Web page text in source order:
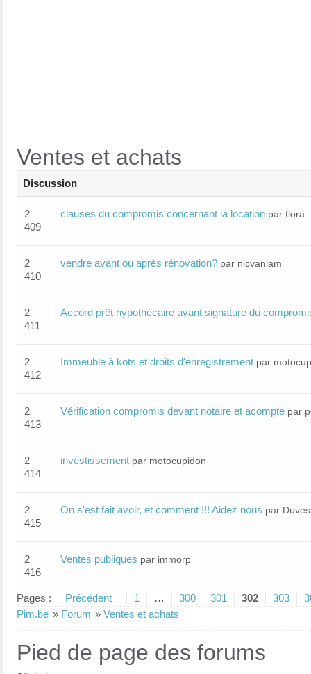
Ventes et achats
Discussion
2
409
clauses du compromis concernant la location par flora
2
410
vendre avant ou après rénovation? par nicvanlam
2
411
Accord prêt hypothécaire avant signature du
2
412
Immeuble à kots et droits d'enregistrement par
2
413
Vérification compromis devant notaire et acompte par
2
414
investissement par motocupidon
2
415
On s'est fait avoir, et comment !!! Aidez nous par
2
416
Ventes publiques par immorp
Pages : Précédent 1 … 300 301 302 303
Pim.be » Forum » Ventes et achats
Pied de page des forums